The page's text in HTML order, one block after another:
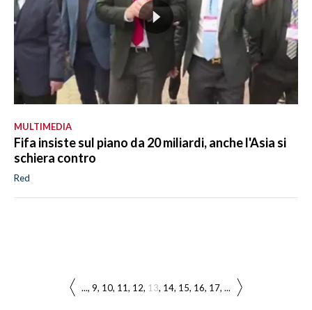
MULTIMEDIA
Fifa insiste sul piano da 20 miliardi, anche l'Asia si
schiera contro
Red
... 9 10 11 12 13 14 15 16 17 ...